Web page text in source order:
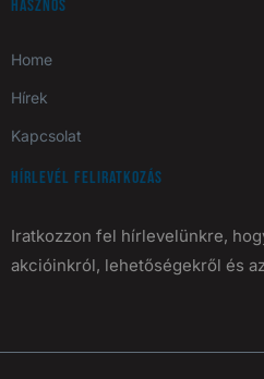
Hasznos
Home
Hírek
Kapcsolat
Hírlevél feliratkozás
Iratkozzon fel hírlevelünkre,
akcióinkról, lehetőségekről és